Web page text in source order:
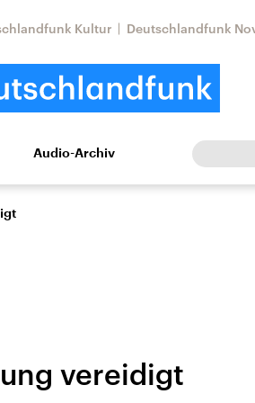
Kultur Deutschlandfunk
Kultur Europa
Lage und
Iran
Aktuelle Lage und
Audio-Archiv
vereidigt